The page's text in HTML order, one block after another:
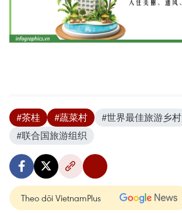
#茶桂 #蔬菜村
#世界最佳旅游乡村
#联合国旅游组织
Theo dõi VietnamPlus